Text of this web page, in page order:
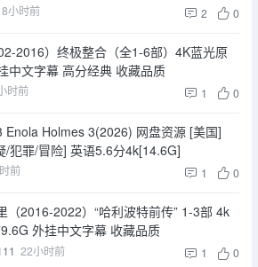
小时前 2 0
2016）终极整合（全1-6部）4K蓝光原
中文字幕 高分经典 收藏品质
时前 1 0
Enola Holmes 3(2026) 网盘资源 [美国]
/犯罪/冒险] 英语5.6分4k[14.6G]
前 1 0
（2016-2022）“哈利波特前传” 1-3部 4k
外挂中文字幕 收藏品质
22小时前 1 0